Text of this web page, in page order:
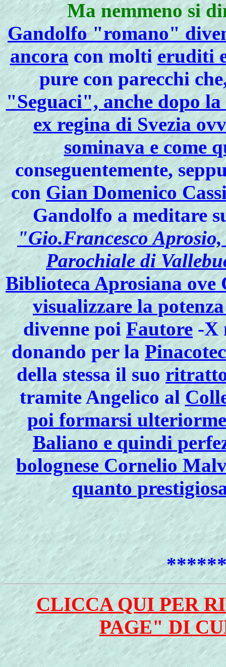
Ma nemmeno si
Gandolfo "romano"
ancora con moltieruditi
pure con parecchi
"Seguaci", anche dopo
ex regina di Svezia
sominava e come
conseguentemente,
conGian Domenico
Gandolfo a meditare
"Gio.Francesco
Parochiale di
Biblioteca Aprosiana ove
visualizzare la
divenne poiFautore-X
donando per la
della stessa il suo
tramite Angelico al
poi formarsi
Baliano e quindi
bolognese Cornelio
quanto
CLICCA QUI PER
PAGE" DI